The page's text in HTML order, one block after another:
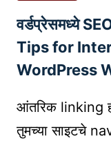
ब
सा
ट
या
र
वर्डप्रेसमध्ये
Tips for
WordPress
आंतरिक linking
तुमच्या साइटचे